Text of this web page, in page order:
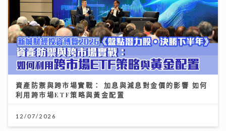
資產防禦與跨市場實戰： 加息與減息對金價的影響 如何
利用跨市場ETF策略與黃金配置
12/07/2026